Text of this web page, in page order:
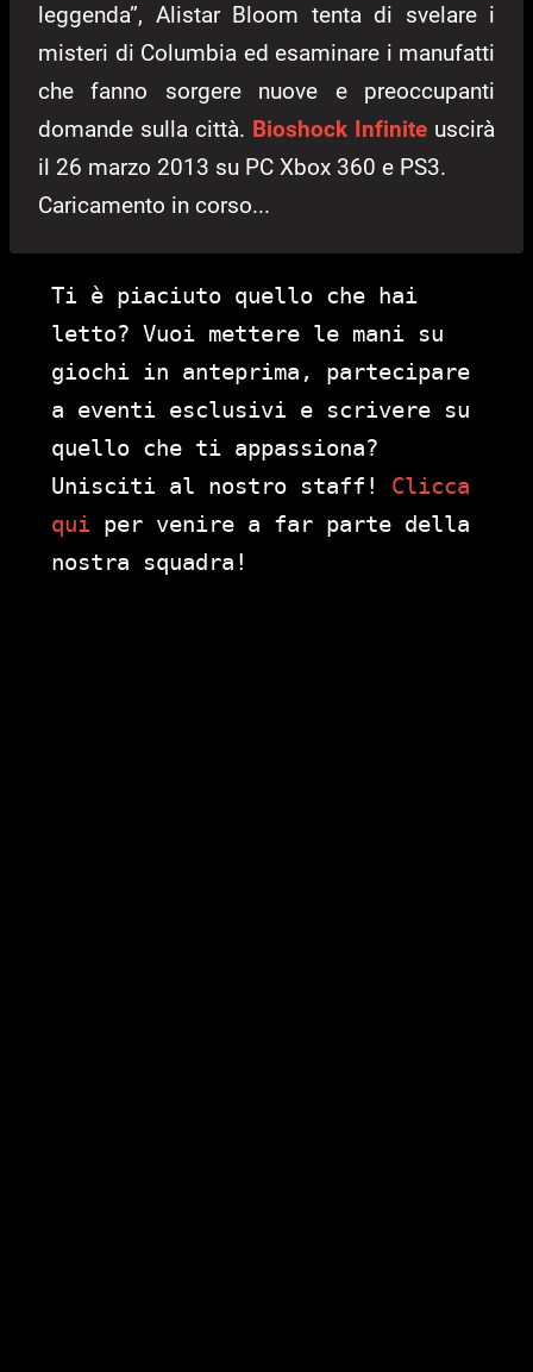
leggenda”, Alistar Bloom tenta di svelare i
misteri di Columbia ed esaminare i manufatti
che fanno sorgere nuove e preoccupanti
domande sulla città. Bioshock Infinite uscirà
il 26 marzo 2013 su PC Xbox 360 e PS3.
Caricamento in corso...
Ti è piaciuto quello che hai
letto? Vuoi mettere le mani su
giochi in anteprima, partecipare
a eventi esclusivi e scrivere su
quello che ti appassiona?
Unisciti al nostro staff! Clicca
qui per venire a far parte della
nostra squadra!